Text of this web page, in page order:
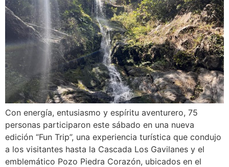
Con energía, entusiasmo y espíritu aventurero, 75
personas participaron este sábado en una nueva
edición “Fun Trip”, una experiencia turística que condujo
a los visitantes hasta la Cascada Los Gavilanes y el
emblemático Pozo Piedra Corazón, ubicados en el